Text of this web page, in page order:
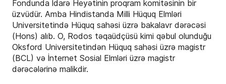
Fondunda İdarə Heyətinin proqram komitəsinin bir
üzvüdür. Amba Hindistanda Milli Hüquq Elmləri
Universitetində Hüquq sahəsi üzrə bakalavr dərəcəsi
(Hons) alıb. O, Rodos təqaüdçüsü kimi qəbul olunduğu
Oksford Universitetindən Hüquq sahəsi üzrə magistr
(BCL) və İnternet Sosial Elmləri üzrə magistr
dərəcələrinə malikdir.